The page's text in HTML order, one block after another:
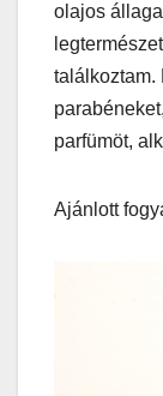
olajos
találkoztam.
parfümöt,
Ajánlott